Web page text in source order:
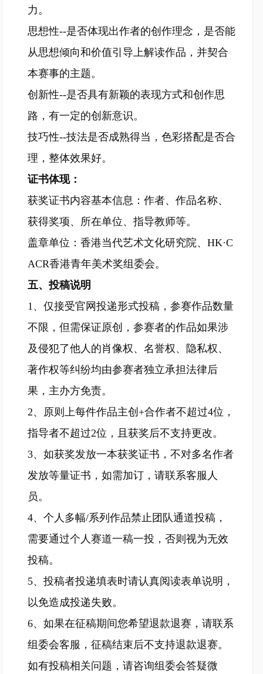
力。
思想性--是否体现出作者的创作理念，是否能
从思想倾向和价值引导上解读作品，并契合
本赛事的主题。
创新性--是否具有新颖的表现方式和创作思
路，有一定的创新意识。
技巧性--技法是否成熟得当，色彩搭配是否合
理，整体效果好。
证书体现：
获奖证书内容基本信息：作者、作品名称、
获得奖项、所在单位、指导教师等。
盖章单位：香港当代艺术文化研究院、HK·C
ACR香港青年美术奖组委会。
五、投稿说明
1、仅接受官网投递形式投稿，参赛作品数量
不限，但需保证原创，参赛者的作品如果涉
及侵犯了他人的肖像权、名誉权、隐私权、
著作权等纠纷均由参赛者独立承担法律后
果，主办方免责。
2、原则上每件作品主创+合作者不超过4位，
指导者不超过2位，且获奖后不支持更改。
3、如获奖发放一本获奖证书，不对多名作者
发放等量证书，如需加订，请联系客服人
员。
4、个人多幅/系列作品禁止团队通道投稿，
需要通过个人赛道一稿一投，否则视为无效
投稿。
5、投稿者投递填表时请认真阅读表单说明，
以免造成投递失败。
6、如果在征稿期间您希望退款退赛，请联系
组委会客服，征稿结束后不支持退款退赛。
如有投稿相关问题，请咨询组委会答疑微